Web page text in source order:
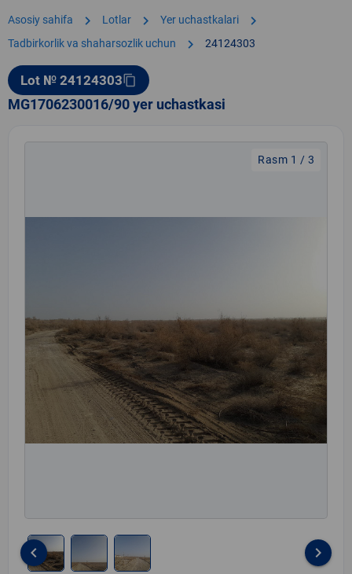
Asosiy sahifa chevron_right Lotlar chevron_right Yer uchastkalari chevron_right
Tadbirkorlik va shaharsozlik uchun chevron_right 24124303
Lot № 24124303content_copy
MG1706230016/90 yer uchastkasi
Rasm 1 / 3
keyboard_arrow_left keyboard_arrow_right